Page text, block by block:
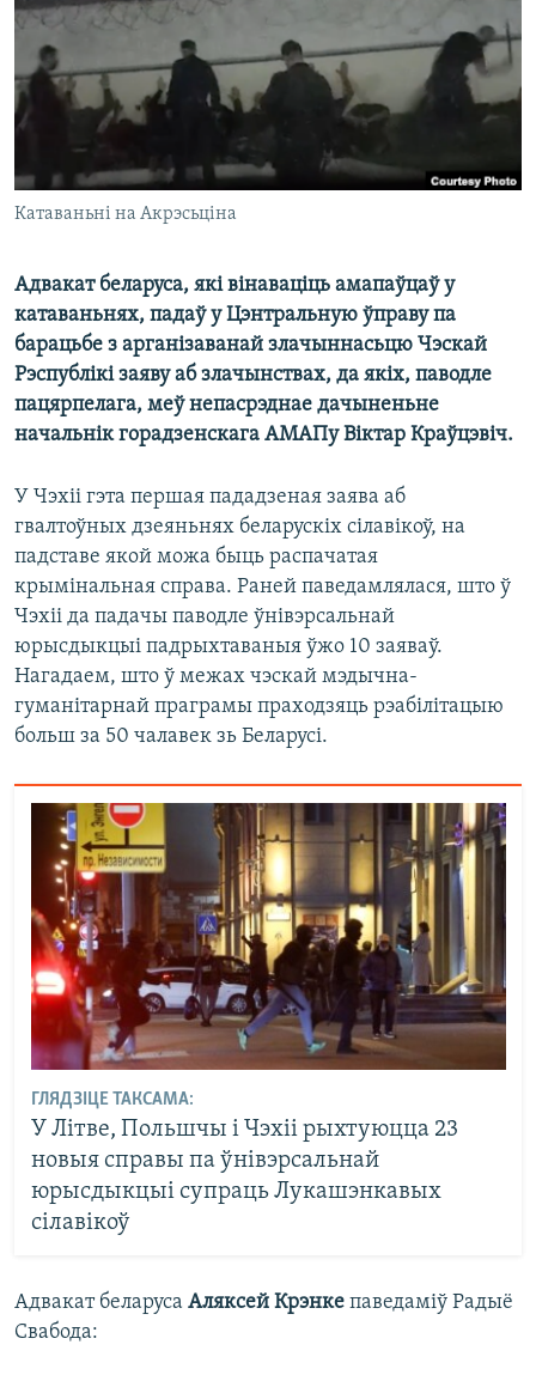
КУЛЬТУРА
КАЛЯНДАР
МОВА
НА ХВАЛЯХ СВАБОДЫ
Катаваньні на Акрэсьціна
Адвакат беларуса, які вінаваціць амапаўцаў у
катаваньнях, падаў у Цэнтральную ўправу па
барацьбе з арганізаванай злачыннасьцю Чэскай
Рэспублікі заяву аб злачынствах, да якіх, паводле
пацярпелага, меў непасрэднае дачыненьне
начальнік горадзенскага АМАПу Віктар Краўцэвіч.
У Чэхіі гэта першая пададзеная заява аб
гвалтоўных дзеяньнях беларускіх сілавікоў, на
падставе якой можа быць распачатая
крымінальная справа. Раней паведамлялася, што ў
Чэхіі да падачы паводле ўнівэрсальнай
юрысдыкцыі падрыхтаваныя ўжо 10 заяваў.
Нагадаем, што ў межах чэскай мэдычна-
гуманітарнай праграмы праходзяць рэабілітацыю
больш за 50 чалавек зь Беларусі.
ГЛЯДЗІЦЕ ТАКСАМА:
У Літве, Польшчы і Чэхіі рыхтуюцца 23
новыя справы па ўнівэрсальнай
юрысдыкцыі супраць Лукашэнкавых
сілавікоў
Адвакат беларуса Аляксей Крэнке паведаміў Радыё
Свабода: